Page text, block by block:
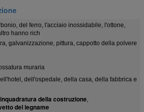
del ferro, l'acciaio inossidabile, l'ottone,
hanno rich
galvanizzazione, pittura, cappotto della polvere
muraria
dell'ospedale, della casa, della fabbrica e
della costruzione,
del legname